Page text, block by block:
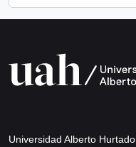
Universidad Alberto Hurtado